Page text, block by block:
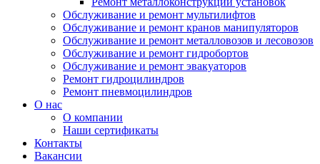
Обслуживание и ремонт мультилифтов
Обслуживание и ремонт кранов манипуляторов
Обслуживание и ремонт металловозов и лесовозов
Обслуживание и ремонт гидробортов
Обслуживание и ремонт эвакуаторов
Ремонт гидроцилиндров
Ремонт пневмоцилиндров
О нас
О компании
Наши сертификаты
Контакты
Вакансии